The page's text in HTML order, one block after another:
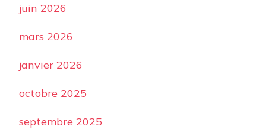
juin 2026
mars 2026
janvier 2026
octobre 2025
septembre 2025